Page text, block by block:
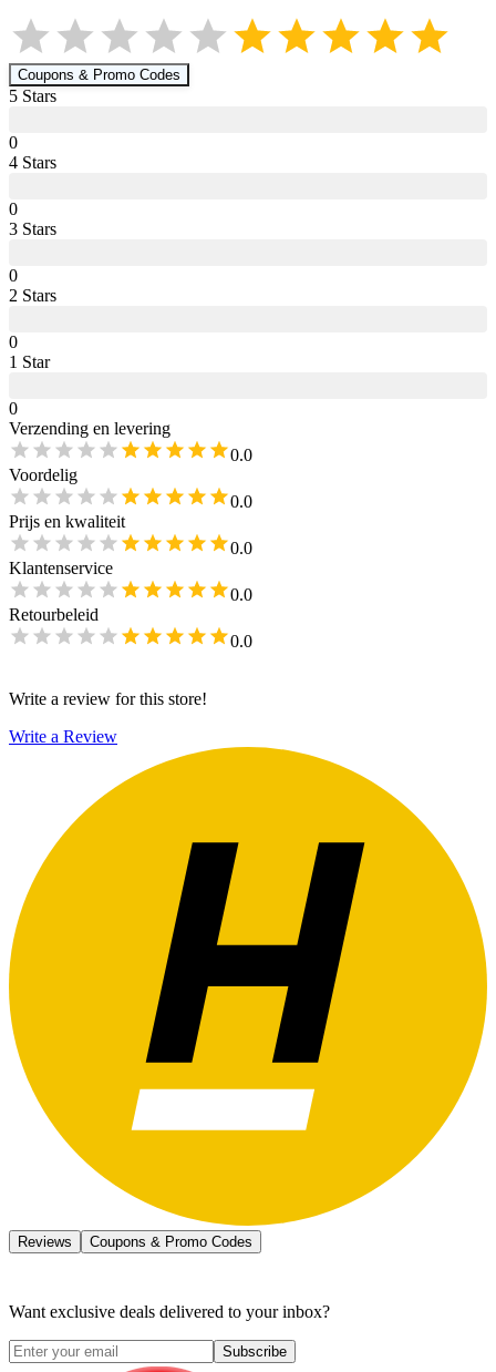
Coupons & Promo Codes
5 Stars
0
4 Stars
0
3 Stars
0
2 Stars
0
1 Star
0
Verzending en levering
0.0
Voordelig
0.0
Prijs en kwaliteit
0.0
Klantenservice
0.0
Retourbeleid
0.0
Write a review for this store!
Write a Review
Reviews Coupons & Promo Codes
Want exclusive deals delivered to your inbox?
Subscribe